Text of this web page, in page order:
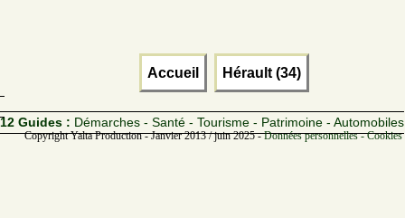
Accueil Hérault (34)
12 Guides : Démarches - Santé - Tourisme - Patrimoine - Automobiles
Copyright Yalta Production - Janvier 2013 / juin 2025 -Données personnelles -